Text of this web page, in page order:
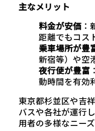
主なメリット
料金が安価
距離でもコス
乗車場所が豊
新宿等）や空
夜行便が豊富
動時間を有効
東京都杉並区や吉
バスや各社が運行
用者の多様なニー